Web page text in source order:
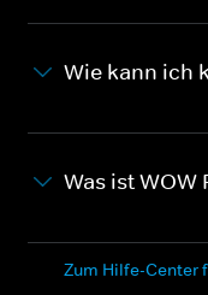
Wie kann ich
Was ist WOW
Zum Hilfe-Center